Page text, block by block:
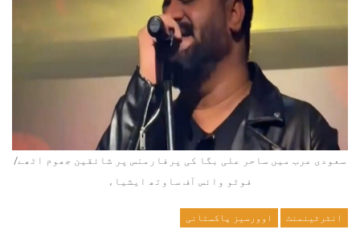
سعودی عرب میں ساحر علی بگا کی پرفارمنس پر شائقین جھوم اٹھے/
فوٹو وائس آف ساوتھ ایشیاء
انٹرٹینمنٹ اوورسیز پاکستانی